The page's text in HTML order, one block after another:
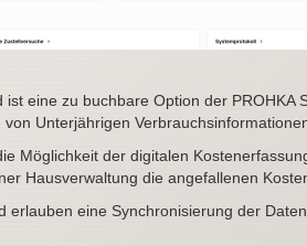
ist eine zu buchbare Option der
von Unterjährigen
Möglichkeit der digitalen
Hausverwaltung die angefallenen
erlauben eine Synchronisierung der